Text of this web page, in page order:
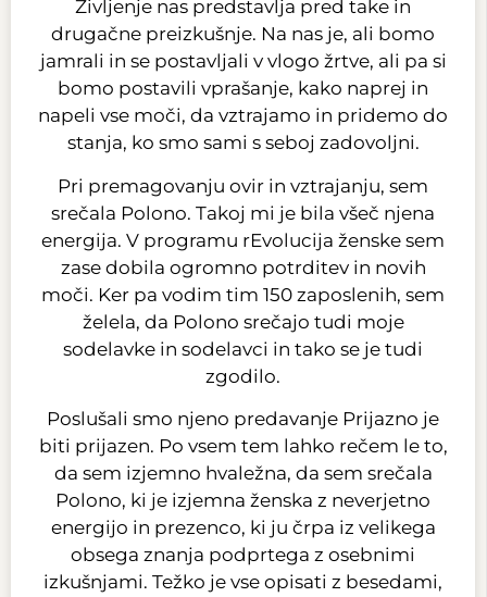
Življenje nas predstavlja pred take in
drugačne preizkušnje. Na nas je, ali bomo
jamrali in se postavljali v vlogo žrtve, ali pa si
bomo postavili vprašanje, kako naprej in
napeli vse moči, da vztrajamo in pridemo do
stanja, ko smo sami s seboj zadovoljni.
Pri premagovanju ovir in vztrajanju, sem
srečala Polono. Takoj mi je bila všeč njena
energija. V programu rEvolucija ženske sem
zase dobila ogromno potrditev in novih
moči. Ker pa vodim tim 150 zaposlenih, sem
želela, da Polono srečajo tudi moje
sodelavke in sodelavci in tako se je tudi
zgodilo.
Poslušali smo njeno predavanje Prijazno je
biti prijazen. Po vsem tem lahko rečem le to,
da sem izjemno hvaležna, da sem srečala
Polono, ki je izjemna ženska z neverjetno
energijo in prezenco, ki ju črpa iz velikega
obsega znanja podprtega z osebnimi
izkušnjami. Težko je vse opisati z besedami,